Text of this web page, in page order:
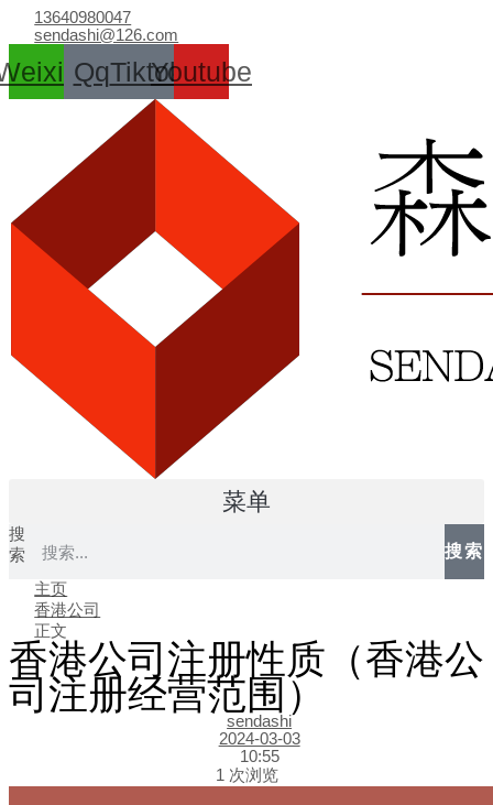
容
13640980047
sendashi@126.com
QqTiktokYoutube
菜单
搜
索
搜索
主页
香港公司
正文
香港公司注册性质（香港公
司注册经营范围）
sendashi
2024-03-03
10:55
1 次浏览